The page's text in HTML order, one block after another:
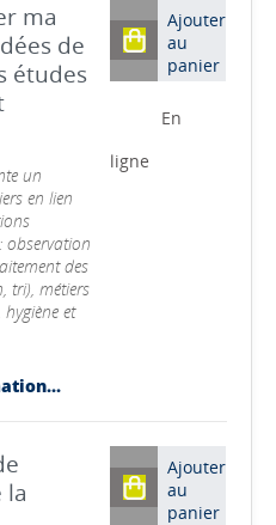
ma
de
études
un
en lien
observation
des
tri), métiers
et
Ajouter
au
panier
En
ligne
la
Ajouter
au
panier